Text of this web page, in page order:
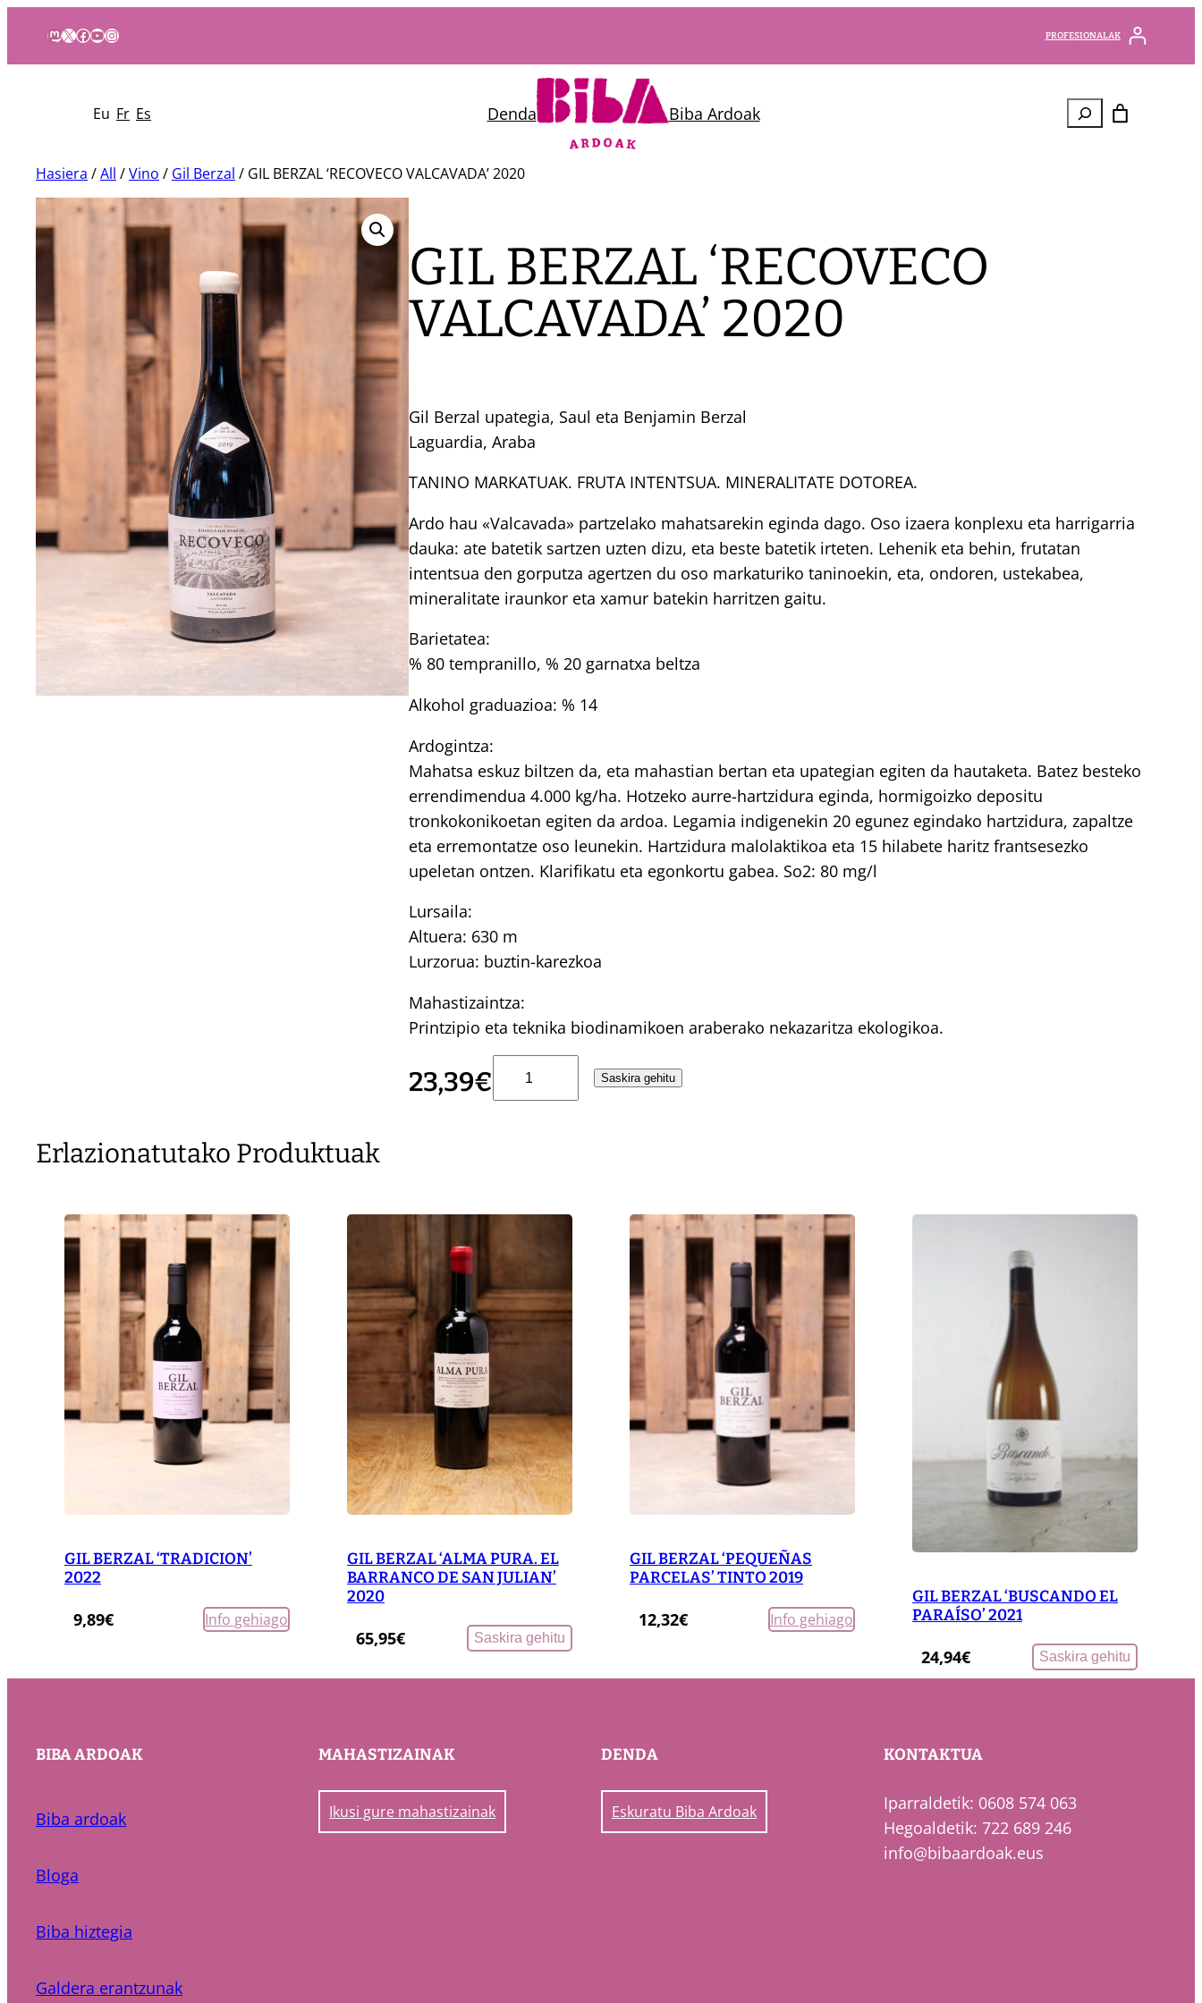
Mastodon
X Facebook
YouTube
Instagram PROFESIONALAK
Eu Fr Es Denda Biba Ardoak Bilatu
Hasiera /All /Vino / Gil Berzal / GIL BERZAL ‘RECOVECO VALCAVADA’ 2020
GIL BERZAL ‘RECOVECO
VALCAVADA’ 2020
Gil Berzal upategia, Saul eta Benjamin Berzal
Laguardia, Araba
TANINO MARKATUAK. FRUTA INTENTSUA. MINERALITATE DOTOREA.
Ardo hau «Valcavada» partzelako mahatsarekin eginda dago. Oso izaera konplexu eta harrigarria
dauka: ate batetik sartzen uzten dizu, eta beste batetik irteten. Lehenik eta behin, frutatan
intentsua den gorputza agertzen du oso markaturiko taninoekin, eta, ondoren, ustekabea,
mineralitate iraunkor eta xamur batekin harritzen gaitu.
Barietatea:
% 80 tempranillo, % 20 garnatxa beltza
Alkohol graduazioa: % 14
Ardogintza:
Mahatsa eskuz biltzen da, eta mahastian bertan eta upategian egiten da hautaketa. Batez besteko
errendimendua 4.000 kg/ha. Hotzeko aurre-hartzidura eginda, hormigoizko depositu
tronkokonikoetan egiten da ardoa. Legamia indigenekin 20 egunez egindako hartzidura, zapaltze
eta erremontatze oso leunekin. Hartzidura malolaktikoa eta 15 hilabete haritz frantsesezko
upeletan ontzen. Klarifikatu eta egonkortu gabea. So2: 80 mg/l
Lursaila:
Altuera: 630 m
Lurzorua: buztin-karezkoa
Mahastizaintza:
Printzipio eta teknika biodinamikoen araberako nekazaritza ekologikoa.
23,39€
Z
'
R
E
O
V
E
C
O
V
L
V
0
2
Saskira gehitu
Erlazionatutako Produktuak
GIL BERZAL ‘TRADICION’
2022
9,89€ Info gehiago
GIL BERZAL ‘ALMA PURA. EL
BARRANCO DE SAN JULIAN’
2020
65,95€ Saskira gehitu
GIL BERZAL ‘PEQUEÑAS
PARCELAS’ TINTO 2019
12,32€ Info gehiago
GIL BERZAL ‘BUSCANDO EL
PARAÍSO’ 2021
24,94€ Saskira gehitu
BIBA ARDOAK
Biba ardoak
Bloga
Biba hiztegia
Galdera erantzunak
MAHASTIZAINAK
Ikusi gure mahastizainak
DENDA
Eskuratu Biba Ardoak
KONTAKTUA
Iparraldetik: 0608 574 063
Hegoaldetik: 722 689 246
info@bibaardoak.eus